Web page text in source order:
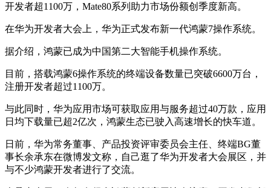
开发者超1100万，Mate80系列助力市场份额创季度新高。
在华为开发者大会上，华为正式发布新一代鸿蒙7操作系统。
据介绍，鸿蒙已成为中国第二大智能手机操作系统。
目前，搭载鸿蒙6操作系统的终端设备数量已突破6600万台，
注册开发者超过1100万。
与此同时，华为应用市场可获取应用与服务超过40万款，应用
日均下载量已超2亿次，鸿蒙生态已驶入高速增长的快车道。
日前，华为常务董事、产品投资评审委员会主任、终端BG董
事长余承东在微博发文称，自己逛了华为开发者大会展区，并
与不少鸿蒙开发者进行了交流。